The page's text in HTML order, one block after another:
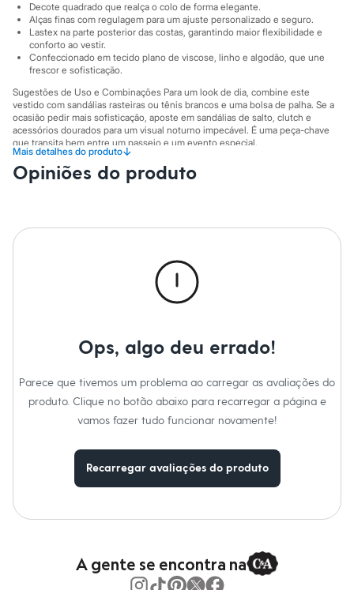
Leggings
Shorts e Bermudas
Tops
Moda íntima
Calcinhas
Cintas e Modeladores
Meias
Pijamas
Sutiãs e Tops
Moda praia
Biquínis
Maiôs
Saídas de praia
Blusas e Camisetas
Calças
Dia dos Pais
Novidades
Roupas
Bermudas
Camisetas e Regatas
Casacos e Jaquetas
Acessórios
Decote quadrado que realça o colo de forma elegante.
Alças finas com regulagem para um ajuste personalizado e seguro.
Lastex na parte posterior das costas, garantindo maior flexibilidade e
conforto ao vestir.
Confeccionado em tecido plano de viscose, linho e algodão, que une
frescor e sofisticação.
Sugestões de Uso e Combinações Para um look de dia, combine este
vestido com sandálias rasteiras ou tênis brancos e uma bolsa de palha. Se a
ocasião pedir mais sofisticação, aposte em sandálias de salto, clutch e
acessórios dourados para um visual noturno impecável. É uma peça-chave
que transita bem entre um passeio e um evento especial.
A gente se encontra na C&A! ❤
Mais detalhes do produto↓
80% viscose, 15% linho, 5% algodão
Decote Quadrado
Opiniões do produto
Ops, algo deu errado!
Parece que tivemos um problema ao carregar as avaliações do
produto. Clique no botão abaixo para recarregar a página e
vamos fazer tudo funcionar novamente!
Recarregar avaliações do produto
A gente se encontra na